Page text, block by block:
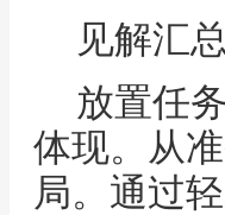
见解汇总
放置任
体现。从
局。通过